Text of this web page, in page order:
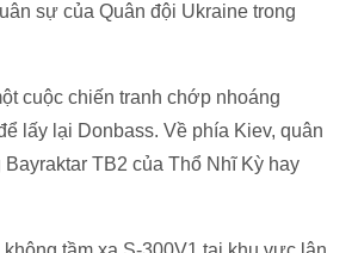
sự của Quân đội Ukraine trong
cuộc chiến tranh chớp nhoáng
lấy lại Donbass. Về phía Kiev, quân
TB2 của Thổ Nhĩ Kỳ hay